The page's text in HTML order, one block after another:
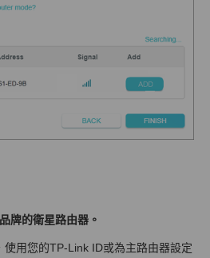
牌的衛星路由器。
使用您的TP-Link ID或為主路由器設定